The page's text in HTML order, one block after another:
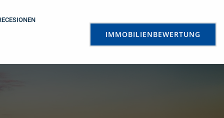
IMMOBILIENBEWERTUNG